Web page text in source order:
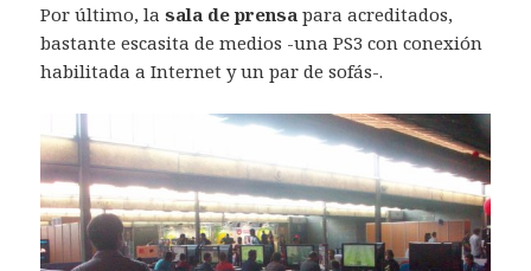
Por último, lasala de prensa para acreditados,
bastante escasita de medios -una PS3 con conexión
habilitada a Internet y un par de sofás-.